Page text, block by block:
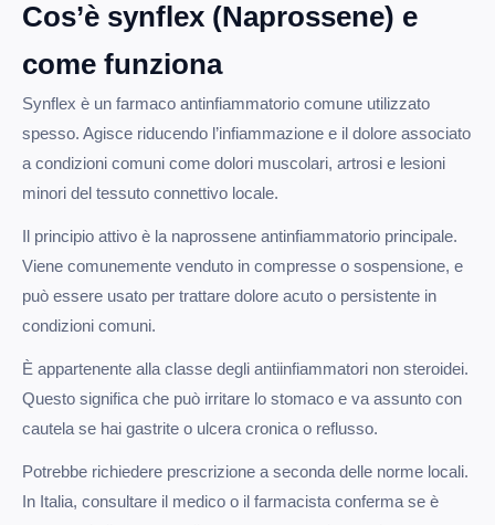
Cos’è synflex (Naprossene) e
come funziona
Synflex è un farmaco antinfiammatorio comune utilizzato
spesso. Agisce riducendo l’infiammazione e il dolore associato
a condizioni comuni come dolori muscolari, artrosi e lesioni
minori del tessuto connettivo locale.
Il principio attivo è la naprossene antinfiammatorio principale.
Viene comunemente venduto in compresse o sospensione, e
può essere usato per trattare dolore acuto o persistente in
condizioni comuni.
È appartenente alla classe degli antiinfiammatori non steroidei.
Questo significa che può irritare lo stomaco e va assunto con
cautela se hai gastrite o ulcera cronica o reflusso.
Potrebbe richiedere prescrizione a seconda delle norme locali.
In Italia, consultare il medico o il farmacista conferma se è